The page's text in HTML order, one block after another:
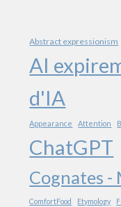
Abstract expressionism
AI
d'IA
Appearance Attention
ChatGPT
Cognates -
ComfortFood Etymology